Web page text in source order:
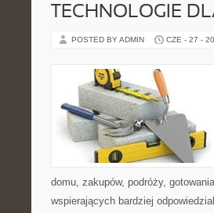
TECHNOLOGIE
POSTED BY ADMIN CZE - 27 -
domu, zakupów, podróży,
wspierających bardziej